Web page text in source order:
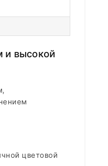
и высокой
цветовой